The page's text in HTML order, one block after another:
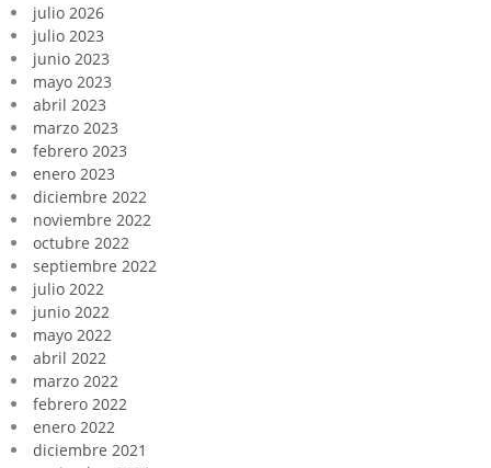
julio 2026
julio 2023
junio 2023
mayo 2023
abril 2023
marzo 2023
febrero 2023
enero 2023
diciembre 2022
noviembre 2022
octubre 2022
septiembre 2022
julio 2022
junio 2022
mayo 2022
abril 2022
marzo 2022
febrero 2022
enero 2022
diciembre 2021